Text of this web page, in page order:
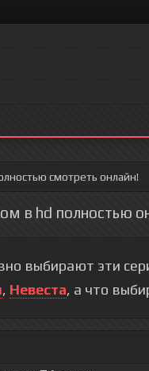
смотреть онлайн!
в hd полностью
выбирают эти
, Невеста, а что